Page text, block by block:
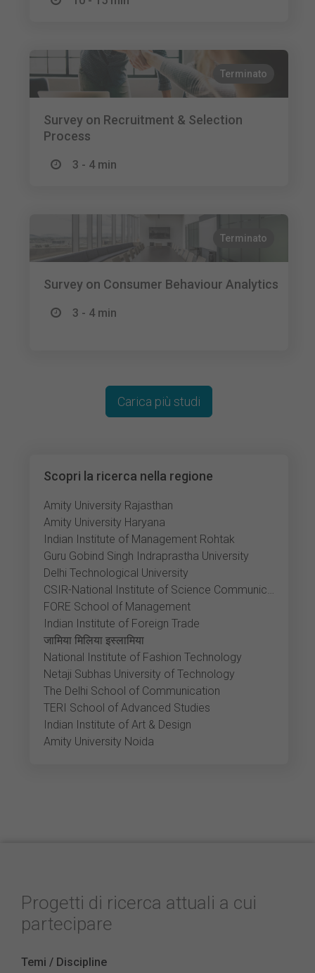
Terminato
Survey on Recruitment & Selection
Process
3 - 4 min
Terminato
Survey on Consumer Behaviour Analytics
3 - 4 min
Scopri la ricerca nella regione
Amity University Rajasthan
Amity University Haryana
Indian Institute of Management Rohtak
Guru Gobind Singh Indraprastha University
Delhi Technological University
CSIR-National Institute of Science Communication and Policy Research
FORE School of Management
Indian Institute of Foreign Trade
जामिया मिलिया इस्लामिया
National Institute of Fashion Technology
Netaji Subhas University of Technology
The Delhi School of Communication
TERI School of Advanced Studies
Indian Institute of Art & Design
Amity University Noida
Carica più studi
Progetti di ricerca attuali a cui
partecipare
Temi / Discipline